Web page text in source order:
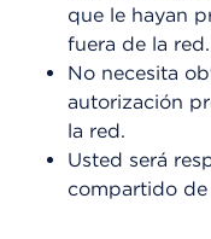
que le hayan
fuera de la red.
No necesita
autorización
la red.
Usted será
compartido de